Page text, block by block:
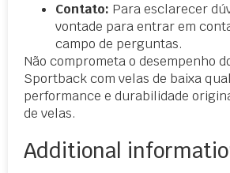
Contato: Para esclarecer
vontade para entrar em
campo de perguntas.
Não comprometa o desempenho
Sportback com velas de baixa
performance e durabilidade
de velas.
Additional